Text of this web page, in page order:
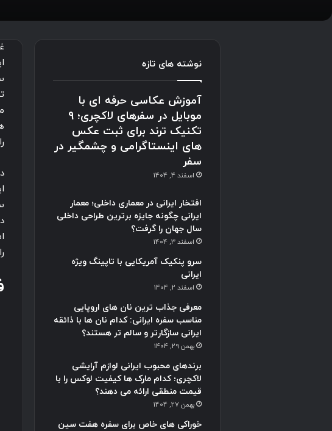
نوشته های تازه
آموزش عکاسی حرفه ای با
موبایل در سفرهای لاکچری؛ 9
تکنیک ترند برای ثبت عکس
های اینستاگرامی و چشمگیر در
سفر
اسفند 4, 1404
افتخار ایرانی در معماری داخلی؛ معمار
ایرانی چگونه جایزه برترین طراحی داخلی
سال جهان را گرفت؟
اسفند 3, 1404
سرو پنکیک آمریکایی با تاپینگ ویژه
ایرانی
اسفند 2, 1404
معرفی جذاب ترین نان های اروپایی
مناسب سفره ایرانی: کدام نان ها با ذائقه
ایرانی سازگارتر و سالم تر هستند؟
بهمن 29, 1404
برندهای محبوب ایرانی لوازم آرایشی
لاکچری؛ کدام مارک ها کیفیت لوکس را با
قیمت منطقی ارائه می دهند؟
بهمن 27, 1404
خوراکی های خاص برای سفره هفت سین